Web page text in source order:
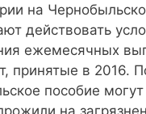
на
действовать
ежемесячных
принятые в 2016.
пособие
на